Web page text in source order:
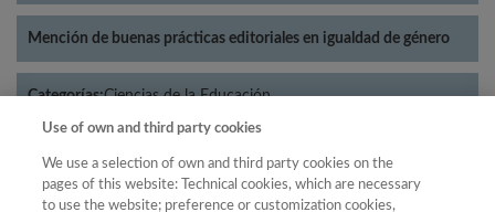
Mención de buenas prácticas editoriales en igualdad de género
Categorías:Ciencias de la Educación
Use of own and third party cookies
We use a selection of own and third party cookies on the
pages of this website: Technical cookies, which are necessary
to use the website; preference or customization cookies,